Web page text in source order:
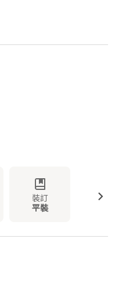
裝訂
平裝